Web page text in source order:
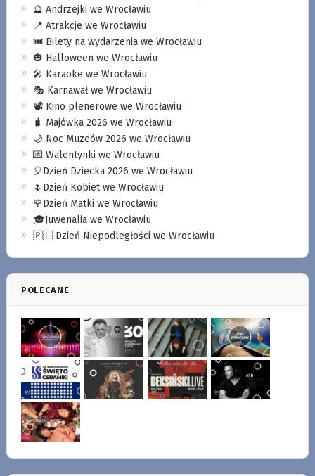
🔮 Andrzejki we Wrocławiu
📍 Atrakcje we Wrocławiu
🎟️ Bilety na wydarzenia we Wrocławiu
🎃 Halloween we Wrocławiu
🎤 Karaoke we Wrocławiu
🎭 Karnawał we Wrocławiu
📽️ Kino plenerowe we Wrocławiu
🧳 Majówka 2026 we Wrocławiu
🌙 Noc Muzeów 2026 we Wrocławiu
💌 Walentynki we Wrocławiu
🎈Dzień Dziecka 2026 we Wrocławiu
🌷Dzień Kobiet we Wrocławiu
🌹Dzień Matki we Wrocławiu
🎓Juwenalia we Wrocławiu
🇵🇱 Dzień Niepodległości we Wrocławiu
POLECANE